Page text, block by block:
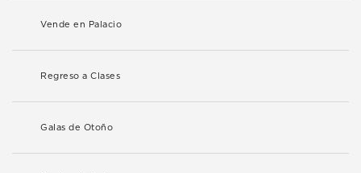
Vende en Palacio
Regreso a Clases
Galas de Otoño